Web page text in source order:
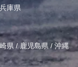
兵庫県
県 /鹿児島県 / 沖縄